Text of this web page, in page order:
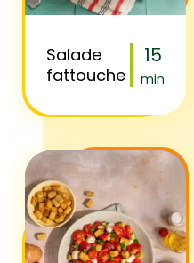
Salade
fattouche
15
min